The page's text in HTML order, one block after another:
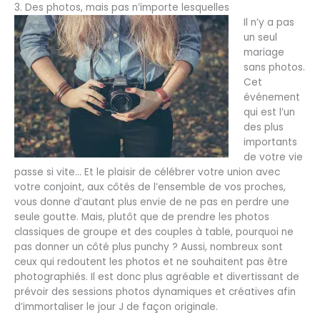
3. Des photos, mais pas n’importe lesquelles
Il n’y a pas
un seul
mariage
sans photos.
Cet
événement
qui est l’un
des plus
importants
de votre vie
passe si vite… Et le plaisir de célébrer votre union avec
votre conjoint, aux côtés de l’ensemble de vos proches,
vous donne d’autant plus envie de ne pas en perdre une
seule goutte. Mais, plutôt que de prendre les photos
classiques de groupe et des couples à table, pourquoi ne
pas donner un côté plus punchy ? Aussi, nombreux sont
ceux qui redoutent les photos et ne souhaitent pas être
photographiés. Il est donc plus agréable et divertissant de
prévoir des sessions photos dynamiques et créatives afin
d’immortaliser le jour J de façon originale.